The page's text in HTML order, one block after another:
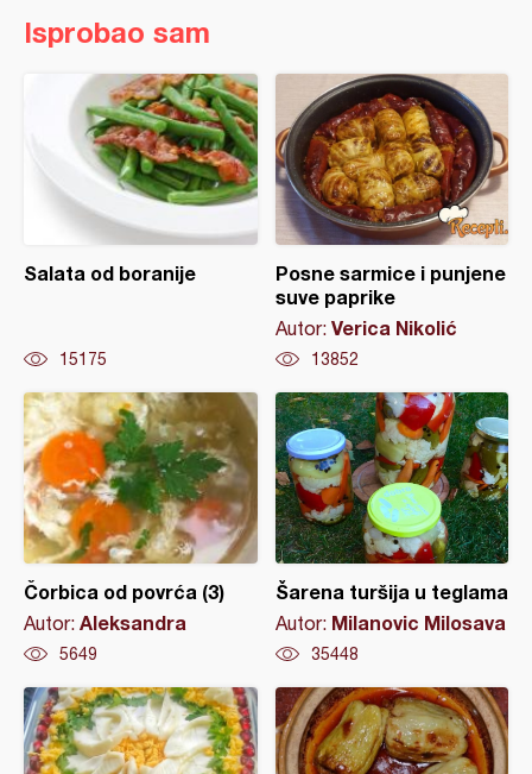
Isprobao sam
Salata od boranije
15175
Posne sarmice i punjene
suve paprike
Autor: Verica Nikolić
13852
Čorbica od povrća (3)
Autor: Aleksandra
5649
Šarena turšija u teglama
Autor: Milanovic Milosava
35448